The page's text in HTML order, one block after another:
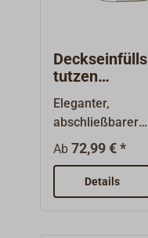
Deckseinfülls
tutzen
Messing
abschliessbar
Eleganter,
abschließbarer
Tankstutzen aus
Messing.
Komplett mit
einem breit
Ab72,99 € *
Details